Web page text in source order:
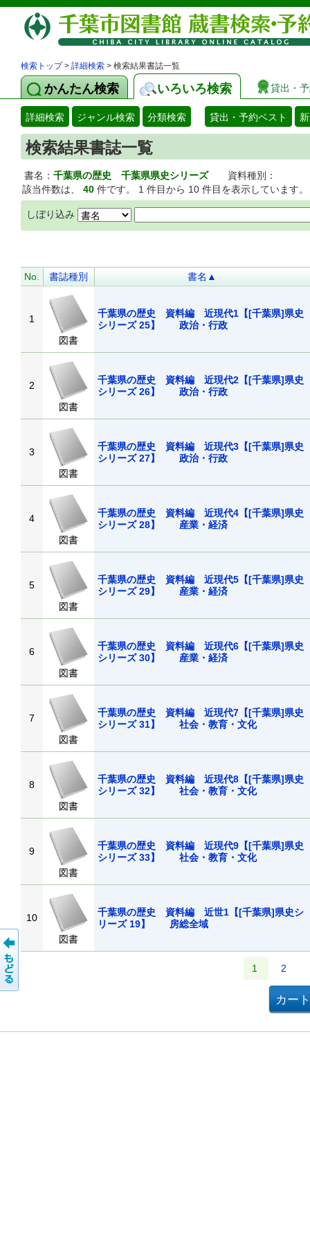
検索トップ> 詳細検索 > 検索結果書誌一覧
かんたん検索 いろいろ検索 貸出・
詳細検索 ジャンル検索 分類検索 貸出・予約ベスト
検索結果書誌一覧
書名： 千葉県の歴史 千葉県県史シリーズ 資料種別：
該当件数は、 40 件です。 1 件目から 10 件目を表示しています。
しぼり込み
No. 書誌種別 書名▲
1
図書
千葉県の歴史 資料編 近現代1【[千葉県]県史
シリーズ 25】 政治・行政
2
図書
千葉県の歴史 資料編 近現代2【[千葉県]県史
シリーズ 26】 政治・行政
3
図書
千葉県の歴史 資料編 近現代3【[千葉県]県史
シリーズ 27】 政治・行政
4
図書
千葉県の歴史 資料編 近現代4【[千葉県]県史
シリーズ 28】 産業・経済
5
図書
千葉県の歴史 資料編 近現代5【[千葉県]県史
シリーズ 29】 産業・経済
6
図書
千葉県の歴史 資料編 近現代6【[千葉県]県史
シリーズ 30】 産業・経済
7
図書
千葉県の歴史 資料編 近現代7【[千葉県]県史
シリーズ 31】 社会・教育・文化
8
図書
千葉県の歴史 資料編 近現代8【[千葉県]県史
シリーズ 32】 社会・教育・文化
9
図書
千葉県の歴史 資料編 近現代9【[千葉県]県史
シリーズ 33】 社会・教育・文化
10
図書
千葉県の歴史 資料編 近世1【[千葉県]県史シ
リーズ 19】 房総全域
1 2